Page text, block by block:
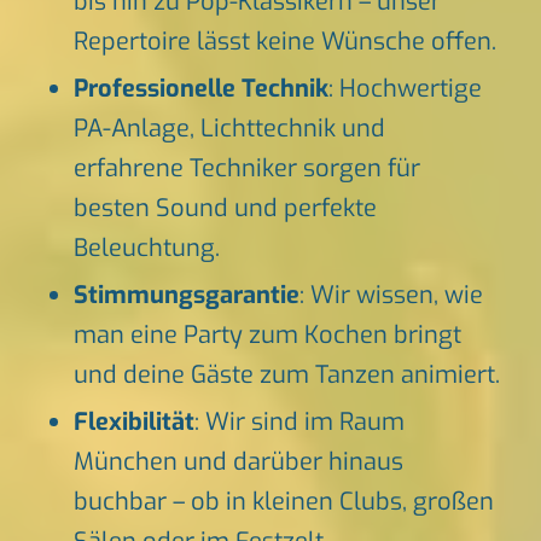
Repertoire lässt keine Wünsche offen.
Professionelle Technik: Hochwertige
PA-Anlage, Lichttechnik und
erfahrene Techniker sorgen für
besten Sound und perfekte
Beleuchtung.
Stimmungsgarantie: Wir wissen, wie
man eine Party zum Kochen bringt
und deine Gäste zum Tanzen animiert.
Flexibilität: Wir sind im Raum
München und darüber hinaus
buchbar – ob in kleinen Clubs, großen